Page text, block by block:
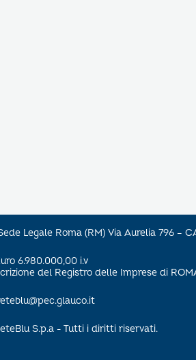
Legale Roma (RM) Via Aurelia 796 –
6.980.000,00 i.v
del Registro delle Imprese di
S.p.a - Tutti i diritti riservati.